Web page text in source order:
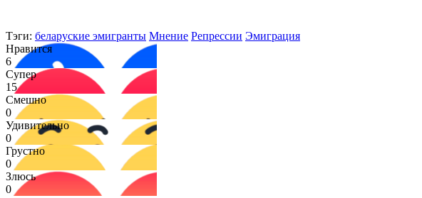
Тэги: беларуские эмигранты Мнение Репрессии Эмиграция
Нравится
6
Супер
15
Смешно
0
Удивительно
0
Грустно
0
Злюсь
0